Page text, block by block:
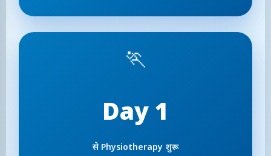
🏃
Day 1
से Physiotherapy शुरू